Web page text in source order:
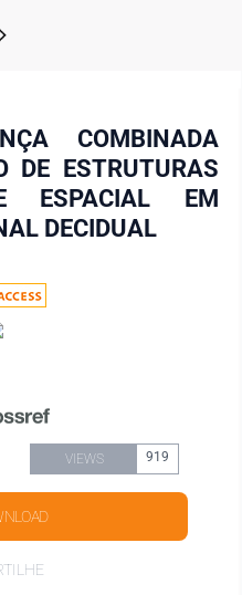
COMBINADA
DE ESTRUTURAS
ESPACIAL EM
DECIDUAL
VIEWS 919